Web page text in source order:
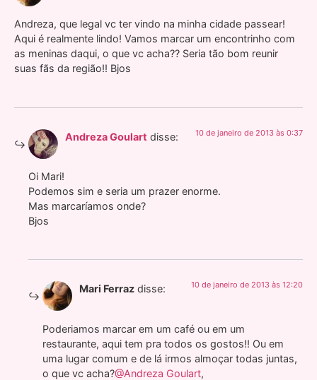
Andreza, que legal vc ter vindo na minha cidade passear!
Aqui é realmente lindo! Vamos marcar um encontrinho com
as meninas daqui, o que vc acha?? Seria tão bom reunir
suas fãs da região!! Bjos
Andreza Goulart disse: 10 de janeiro de 2013 às 0:37
Oi Mari!
Podemos sim e seria um prazer enorme.
Mas marcaríamos onde?
Bjos
Mari Ferraz disse: 10 de janeiro de 2013 às 12:20
Poderiamos marcar em um café ou em um
restaurante, aqui tem pra todos os gostos!! Ou em
uma lugar comum e de lá irmos almoçar todas juntas,
o que vc acha?@Andreza Goulart,